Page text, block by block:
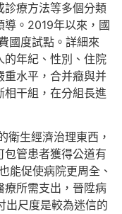
診療方法等多個分類
導。2019年以來，國
國度試點。詳細來
的年紀、性別、住院
重水平，合并癥與并
相干組，在分組長進
衛生經濟治理東西，
包管患者獲得公道有
能促使病院更周全、
療所需支出，晉陞病
出尺度是較為迷信的